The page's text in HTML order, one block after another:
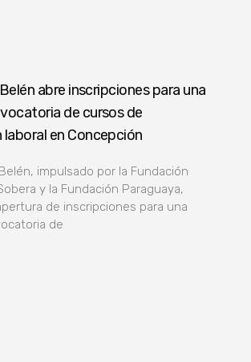
abre inscripciones para una
de cursos de
en Concepción
impulsado por la Fundación
y la Fundación Paraguaya,
de inscripciones para una
de